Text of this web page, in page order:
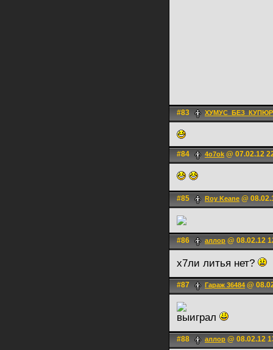
#83 ХУМУС_БЕЗ_КУПЮР
#84 4o7ok @ 07.02.12
#85 Roy Keane @
#86 аллор @ 08.02.12
х7ли литья нет?
#87 Гараж 36484 @
выиграл
#88 аллор @ 08.02.12